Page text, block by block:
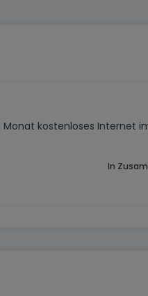
compétente)
des travaux et
kostenloses Internet
In